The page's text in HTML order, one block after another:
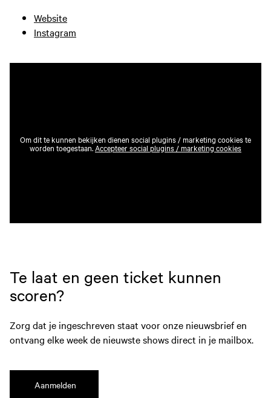
Website
Instagram
Om dit te kunnen bekijken dienen social plugins / marketing cookies te
worden toegestaan. Accepteer social plugins / marketing cookies
Te laat en geen ticket kunnen
scoren?
Zorg dat je ingeschreven staat voor onze nieuwsbrief en
ontvang elke week de nieuwste shows direct in je mailbox.
Aanmelden